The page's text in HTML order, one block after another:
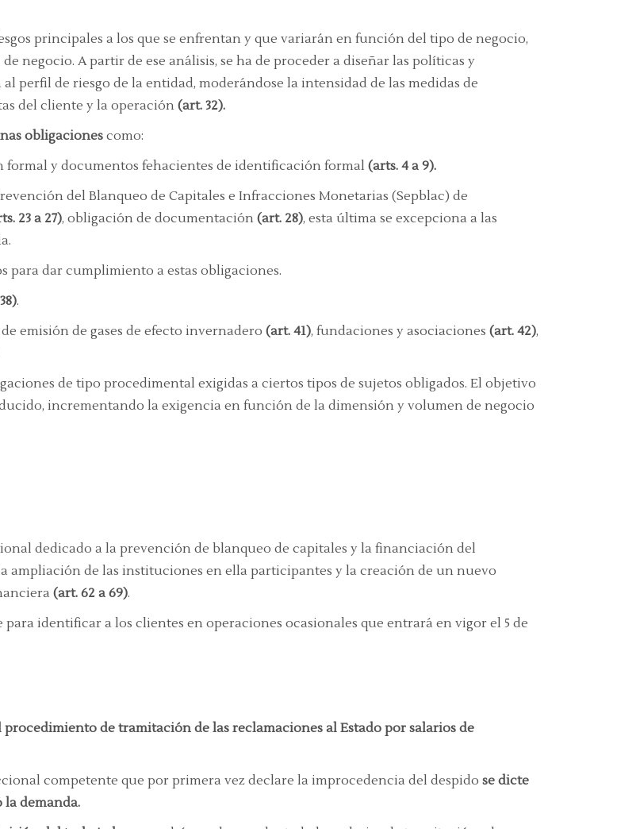
principales a los que se enfrentan y que variarán en función del tipo de negocio,
negocio. A partir de ese análisis, se ha de proceder a diseñar las políticas y
perfil de riesgo de la entidad, moderándose la intensidad de las medidas de
del cliente y la operación (art. 32).
obligaciones como:
y documentos fehacientes de identificación formal (arts. 4 a 9).
del Blanqueo de Capitales e Infracciones Monetarias (Sepblac) de
23 a 27), obligación de documentación (art. 28), esta última se excepciona a las
para dar cumplimiento a estas obligaciones.
.
emisión de gases de efecto invernadero (art. 41), fundaciones y asociaciones (art. 42),
de tipo procedimental exigidas a ciertos tipos de sujetos obligados. El objetivo
incrementando la exigencia en función de la dimensión y volumen de negocio
dedicado a la prevención de blanqueo de capitales y la financiación del
ampliación de las instituciones en ella participantes y la creación de un nuevo
(art. 62 a 69).
identificar a los clientes en operaciones ocasionales que entrará en vigor el 5 de
procedimiento de tramitación de las reclamaciones al Estado por salarios de
competente que por primera vez declare la improcedencia del despido se dicte
la demanda.